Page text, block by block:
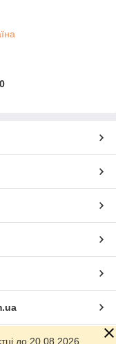
до 20.08.2026.